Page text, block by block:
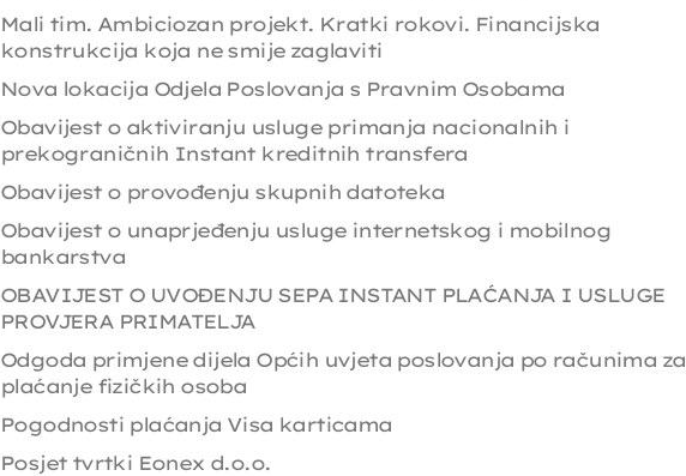
Mali tim. Ambiciozan projekt. Kratki rokovi. Financijska
konstrukcija koja ne smije zaglaviti
Nova lokacija Odjela Poslovanja s Pravnim Osobama
Obavijest o aktiviranju usluge primanja nacionalnih i
prekograničnih Instant kreditnih transfera
Obavijest o provođenju skupnih datoteka
Obavijest o unaprjeđenju usluge internetskog i mobilnog
bankarstva
OBAVIJEST O UVOĐENJU SEPA INSTANT PLAĆANJA I USLUGE
PROVJERA PRIMATELJA
Odgoda primjene dijela Općih uvjeta poslovanja po računima za
plaćanje fizičkih osoba
Pogodnosti plaćanja Visa karticama
Posjet tvrtki Eonex d.o.o.